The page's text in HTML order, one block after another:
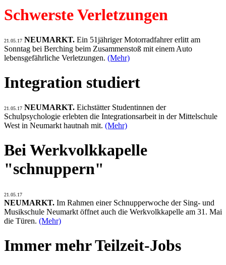
Schwerste Verletzungen
21.05.17 NEUMARKT. Ein 51jähriger Motorradfahrer erlitt am
Sonntag bei Berching beim Zusammenstoß mit einem Auto
lebensgefährliche Verletzungen. (Mehr)
Integration studiert
21.05.17 NEUMARKT. Eichstätter Studentinnen der
Schulpsychologie erlebten die Integrationsarbeit in der Mittelschule
West in Neumarkt hautnah mit. (Mehr)
Bei Werkvolkkapelle
"schnuppern"
21.05.17
NEUMARKT. Im Rahmen einer Schnupperwoche der Sing- und
Musikschule Neumarkt öffnet auch die Werkvolkkapelle am 31. Mai
die Türen. (Mehr)
Immer mehr Teilzeit-Jobs